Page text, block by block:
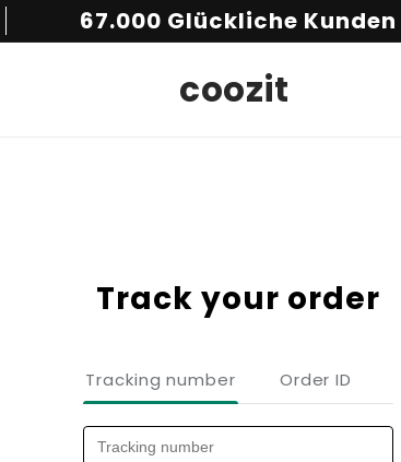
67.000 Glückliche Kunden
coozit
Track your order
Tracking number Order ID